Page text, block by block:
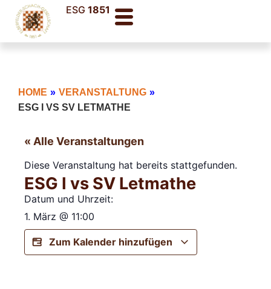
ESG1851
HOME » VERANSTALTUNG »
ESG I VS SV LETMATHE
« Alle Veranstaltungen
Diese Veranstaltung hat bereits stattgefunden.
ESG I vs SV Letmathe
Datum und Uhrzeit:
1. März @ 11:00
Zum Kalender hinzufügen